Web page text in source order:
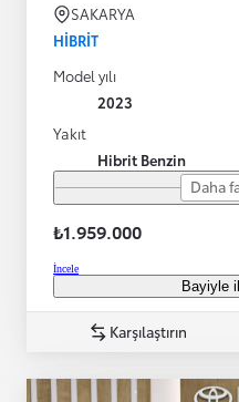
SAKARYA
HIBRIT
Model yılı
2023
Yakıt
Hibrit Benzin
Daha
₺1.959.000
İncele
Bayiyle
Karşılaştırın